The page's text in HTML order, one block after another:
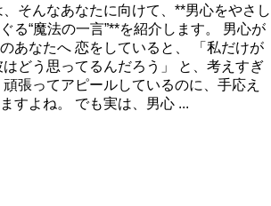
そんなあなたに向けて、**男心をやさし
る“魔法の一言”**を紹介します。 男心が
あなたへ 恋をしていると、 「私だけが
どう思ってるんだろう」 と、考えすぎ
張ってアピールしているのに、手応え
すよね。 でも実は、男心 ...